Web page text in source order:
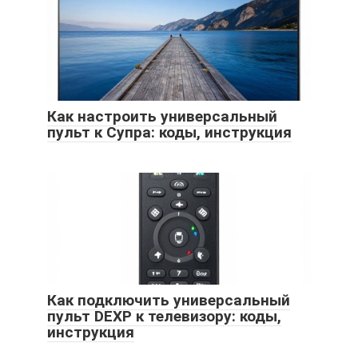
Как настроить универсальный
пульт к Супра: коды, инструкция
Как подключить универсальный
пульт DEXP к телевизору: коды,
инструкция